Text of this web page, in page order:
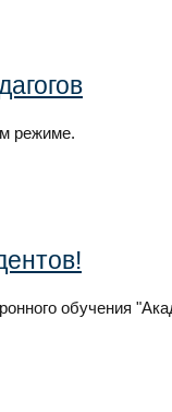
режиме.
обучения